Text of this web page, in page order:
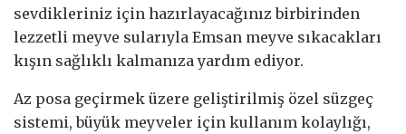
sevdikleriniz için hazırlayacağınız birbirinden
lezzetli meyve sularıyla Emsan meyve sıkacakları
kışın sağlıklı kalmanıza yardım ediyor.
Az posa geçirmek üzere geliştirilmiş özel süzgeç
sistemi, büyük meyveler için kullanım kolaylığı,